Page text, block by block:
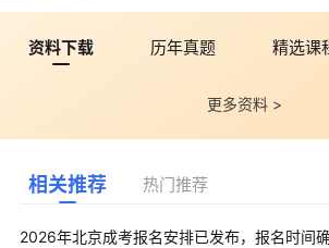
资料下载 历年真题 精选课
更多资料 >
相关推荐 热门推荐
2026年北京成考报名安排已发布，报名时间